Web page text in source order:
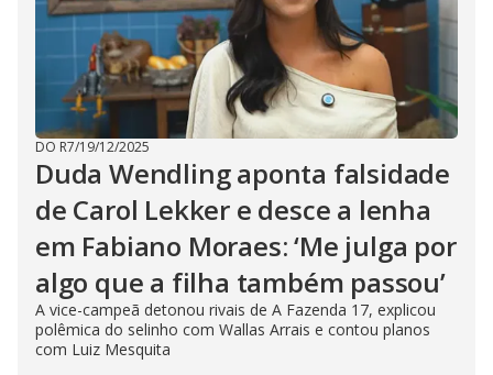
DO R7/19/12/2025
Duda Wendling aponta falsidade
de Carol Lekker e desce a lenha
em Fabiano Moraes: ‘Me julga por
algo que a filha também passou’
A vice-campeã detonou rivais de A Fazenda 17, explicou
polêmica do selinho com Wallas Arrais e contou planos
com Luiz Mesquita